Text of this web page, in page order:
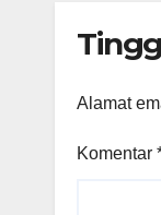
Alamat
Komentar